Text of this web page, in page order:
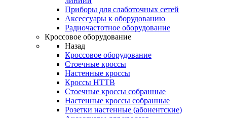
Приборы для слаботочных сетей
Аксессуары к оборудованию
Радиочастотное оборудование
Кроссовое оборудование
Назад
Кроссовое оборудование
Стоечные кроссы
Настенные кроссы
Кроссы HTTB
Стоечные кроссы собранные
Настенные кроссы собранные
Розетки настенные (абонентские)